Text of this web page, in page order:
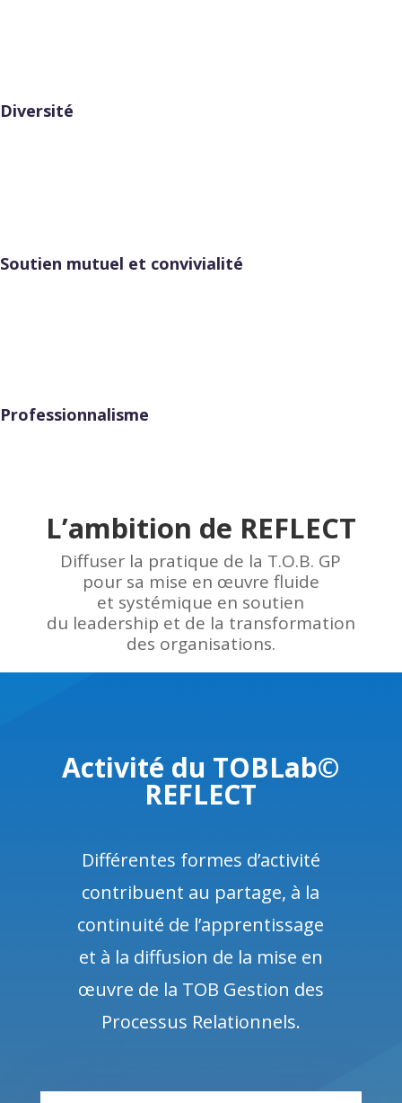
Diversité
Soutien mutuel et convivialité
Professionnalisme
L’ambition de REFLECT
Diffuser la pratique de la T.O.B. GP
pour sa mise en œuvre fluide
et systémique en soutien
du leadership et de la transformation
des organisations.
Activité du TOBLab©
REFLECT
Différentes formes d’activité
contribuent au partage, à la
continuité de l’apprentissage
et à la diffusion de la mise en
œuvre de la TOB Gestion des
Processus Relationnels.